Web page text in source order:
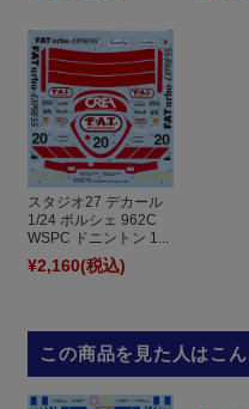
スタジオ27 デカール
1/24 ポルシェ 962C
WSPC ドニントン 1...
¥2,160(税込)
この商品を見た人はこ